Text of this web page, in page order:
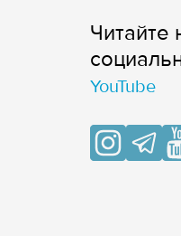
Читайте
YouTube